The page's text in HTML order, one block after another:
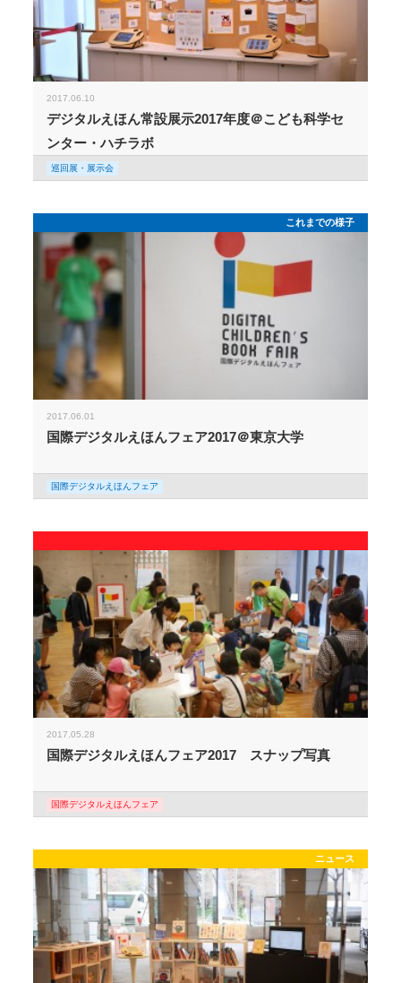
2017.06.10
デジタルえほん常設展示2017年度＠こども科学セ
ンター・ハチラボ
巡回展・展示会
これまでの様子
2017.06.01
国際デジタルえほんフェア2017＠東京大学
国際デジタルえほんフェア
2017.05.28
国際デジタルえほんフェア2017 スナップ写真
国際デジタルえほんフェア
ニュース